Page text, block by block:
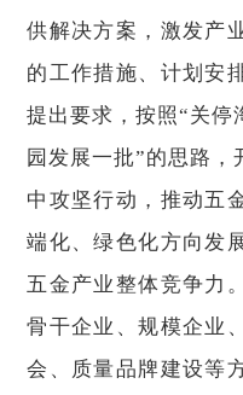
供解决方案，激发产
的工作措施、计划安
提出要求，按照“关停
园发展一批”的思路，
中攻坚行动，推动五
端化、绿色化方向发
五金产业整体竞争力
骨干企业、规模企业
会、质量品牌建设等